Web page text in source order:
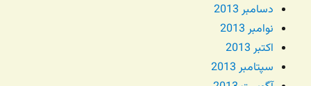
دسامبر 2013
نوامبر 2013
اکتبر 2013
سپتامبر 2013